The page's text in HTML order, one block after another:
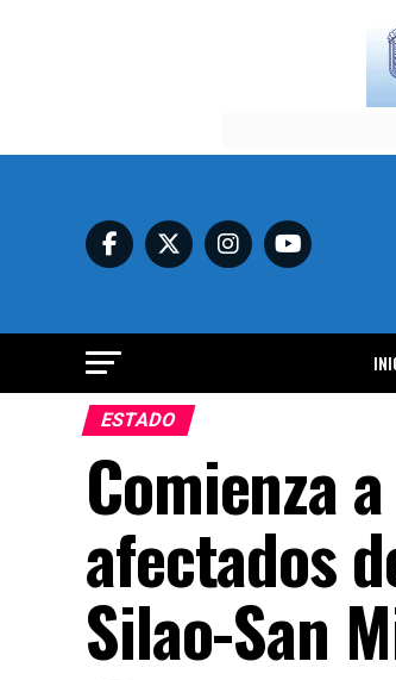
ESTADO
Comienza
afectados
Silao-San